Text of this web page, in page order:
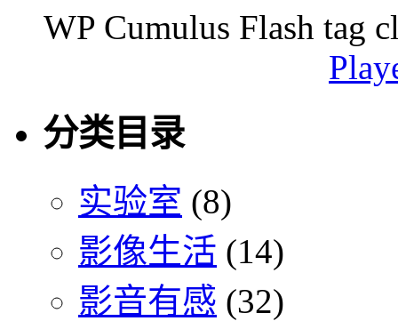
WP Cumulus Flash tag
分类目录
实验室 (8)
影像生活 (14)
影音有感 (32)